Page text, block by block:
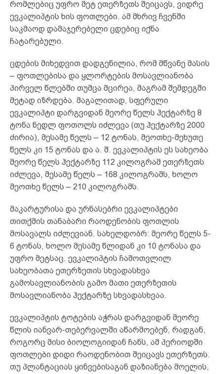
რომლებიც უფრო მეტ ეთერზეთს შეიცავს, ვიდრე
ევკალიპტის ხის ფოთლები. ამ მხრივ ჩვენში
საკმაოდ დამაჯერებელი ცდებიც იქნა
ჩატარებული.
ცდების მიხედვით დადგენილია, რომ მწვანე მასის
– ფოთლებისა და ყლორტების მოსავლიანობა
პირველ წლებში თუმცა მცირეა, მაგრამ შემდეგში
მეტად იზრდება. მაგალითად, სფერული
ევკალიპტი დარგვიდან მეორე წელს ჰექტარზე 8
ტონა ნედლ ფოთოლს იძლევა (თუ ჰექტარზე 2000
ძირია), მესამე წელს – 12 ტონას, მეოთხე-მეხუთე
წელს კი 15 ტონას და ა. შ. ევკალიპტის ეს სახეობა
მეორე წელს ჰექტარზე 112 კილოგრამ ეთერზეთს
იძლევა, მესამე წელს – 168 კილოგრამს, ხოლო
მეოთხე წელს – 210 კილოგრამს.
მაკარტურისა და ურნასებრი ევკალიპტები
თითქმის თანაბარი რაოდენობის ფოთლის
მოსავალს იძლევიან. სახელდობრ: მეორე წელს 5-
6 ტონას, ხოლო მესამე წლიდან კი 10 ტონასა და
უფრო მეტსაც. ევკალიპტის ჩამოთვლილ
სახეობათა ეთერზეთის სხვადასხვა
გამოსავლიანობის გამო მათი ეთერზეთის
მოსავლიანობა ჰექტარზე სხვადასხვაა.
ევკალიპტის ტოტების აჭრას დარგვიდან მეორე
წლის იანვარ-თებერვალში აწარმოებენ, რადგან,
როგორც მისი ბიოლოგიიდან ჩანს, ამ პერიოდში
ფოთლები დიდი რაოდენობით შეიცავს ეთერზეთს.
თუ პლანტაციას ყინვებისაგან დაზიანება მოელის,